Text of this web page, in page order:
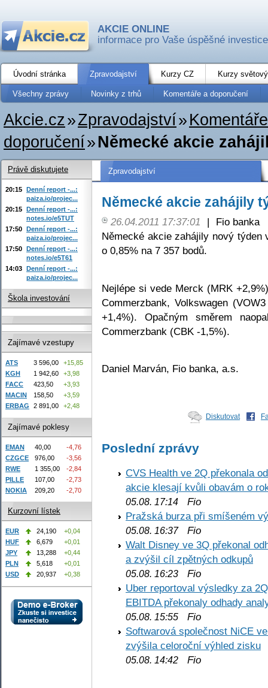
AKCIE ONLINE
informace pro Vaše úspěšné investice
Úvodní stránka Zpravodajství Kurzy CZ Kurzy
Všechny zprávy Novinky z trhů Komentáře a doporučení
Akcie.cz»Zpravodajství»
doporučení»Německé akcie
Zpravodajství
Německé akcie zahájily
26.04.2011 17:37:01 |
Fio banka
Německé akcie zahájily nový
o 0,85% na 7 357 bodů.
Nejlépe si vede Merck (MRK
Commerzbank, Volkswagen
+1,4%). Opačným směrem
Commerzbank (CBK -1,5%).
Daniel Marván, Fio banka, a.s.
Diskutovat
Poslední zprávy
CVS Health ve 2Q překonala
akcie klesají kvůli obavám o
05.08. 17:14 Fio
Pražská burza při smíšeném
05.08. 16:37Fio
Walt Disney ve 3Q překonal
a zvýšil cíl zpětných odkupů
05.08. 16:23 Fio
Uber reportoval výsledky za
EBITDA překonaly odhady
05.08. 15:55 Fio
Softwarová společnost NiCE
zvýšila celoroční výhled zisku
05.08. 14:42 Fio
Právě diskutujete
20:15 Denní report -...:
paiza.io/projec...
20:15 Denní report -...:
notes.io/e5TUT
17:50 Denní report -...:
paiza.io/projec...
17:50 Denní report -...:
notes.io/e5T61
14:03 Denní report -...:
paiza.io/projec...
Škola investování
Zajímavé vzestupy
ATS 3 596,00
+15,85
KGH
1 942,60
+3,98
FACC
423,50
+3,93
MACIN
158,50
+3,59
ERBAG
2 891,00 +2,48
Zajímavé poklesy
EMAN 40,00
-4,76
CZGCE
976,00
-3,56
RWE
1 355,00
-2,84
PILLE
107,00
-2,73
NOKIA
209,20 -2,70
Kurzovní lístek
EUR 24,190
+0,04
HUF
6,679
+0,01
JPY
13,288
+0,44
PLN
5,618
+0,01
USD
20,937 +0,38